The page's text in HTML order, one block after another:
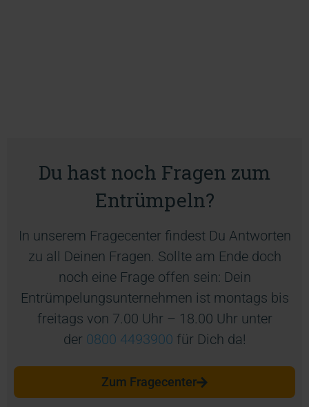
Du hast noch Fragen zum
Entrümpeln?
In unserem Fragecenter findest Du Antworten
zu all Deinen Fragen. Sollte am Ende doch
noch eine Frage offen sein: Dein
Entrümpelungsunternehmen ist montags bis
freitags von 7.00 Uhr – 18.00 Uhr unter
der 0800 4493900 für Dich da!
Zum Fragecenter